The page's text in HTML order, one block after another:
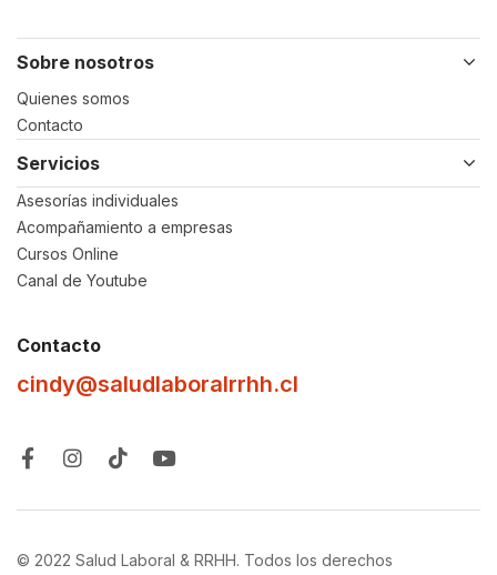
Sobre nosotros
Quienes somos
Contacto
Servicios
Asesorías individuales
Acompañamiento a empresas
Cursos Online
Canal de Youtube
Contacto
cindy@saludlaboralrrhh.cl
© 2022 Salud Laboral & RRHH. Todos los derechos